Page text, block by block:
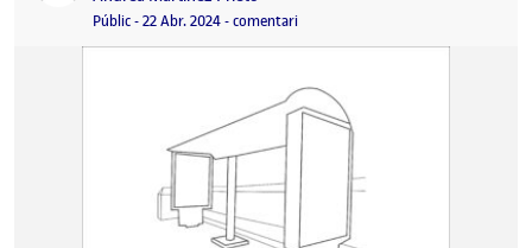
Visibilitat:
Públic-Data de publicació
22 Abr. 2024-comentariel Practica 1: Entrega parcial